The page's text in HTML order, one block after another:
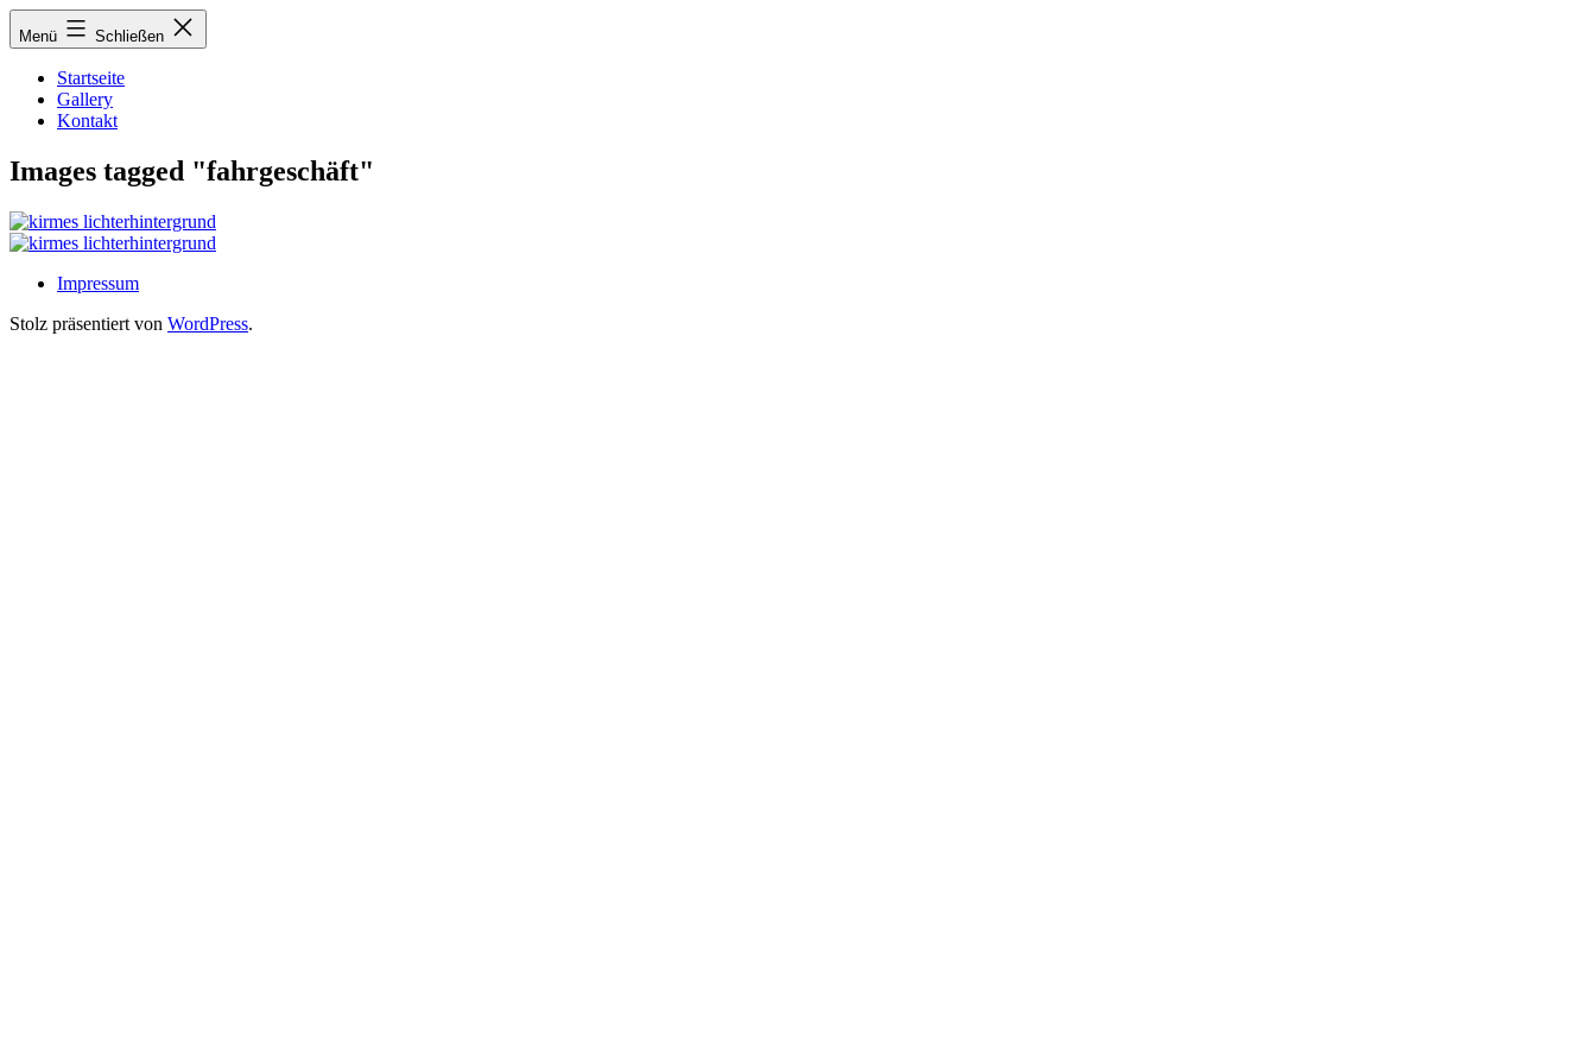
Zum
Inhalt
Menü Schließen
Startseite
Gallery
Kontakt
Images tagged "fahrgeschäft"
Impressum
Stolz präsentiert von WordPress.